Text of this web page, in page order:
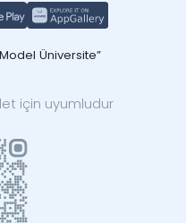
Üniversite”
için uyumludur